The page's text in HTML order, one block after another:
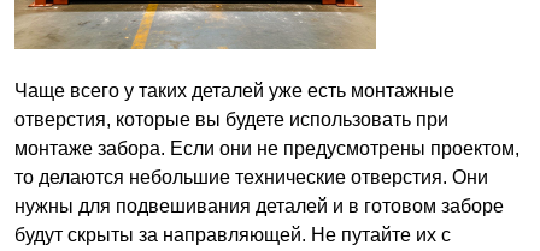
Чаще всего у таких деталей уже есть монтажные
отверстия, которые вы будете использовать при
монтаже забора. Если они не предусмотрены проектом,
то делаются небольшие технические отверстия. Они
нужны для подвешивания деталей и в готовом заборе
будут скрыты за направляющей. Не путайте их с